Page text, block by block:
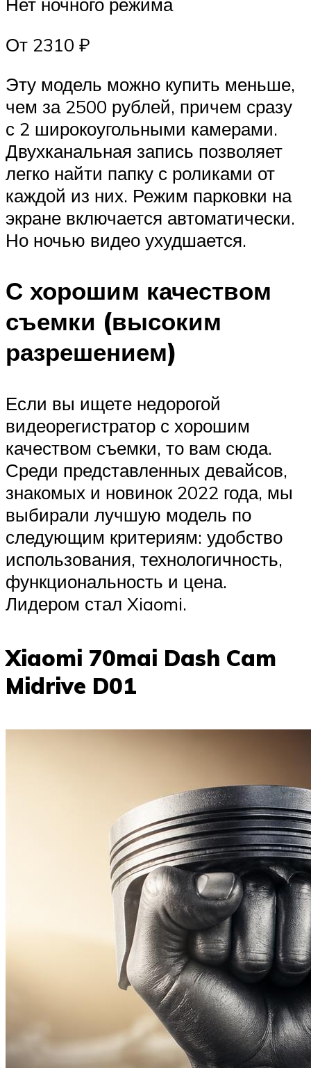
От 2310 ₽
Эту модель можно купить меньше,
чем за 2500 рублей, причем сразу
с 2 широкоугольными камерами.
Двухканальная запись позволяет
легко найти папку с роликами от
каждой из них. Режим парковки на
экране включается автоматически.
Но ночью видео ухудшается.
С хорошим качеством
съемки (высоким
разрешением)
Если вы ищете недорогой
видеорегистратор с хорошим
качеством съемки, то вам сюда.
Среди представленных девайсов,
знакомых и новинок 2022 года, мы
выбирали лучшую модель по
следующим критериям: удобство
использования, технологичность,
функциональность и цена.
Лидером стал Xiaomi.
Xiaomi 70mai Dash Cam
Midrive D01